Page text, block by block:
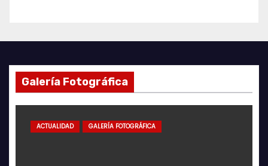
Galería Fotográfica
ACTUALIDAD GALERÍA FOTOGRÁFICA